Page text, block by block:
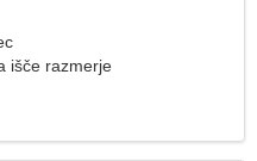
išče razmerje